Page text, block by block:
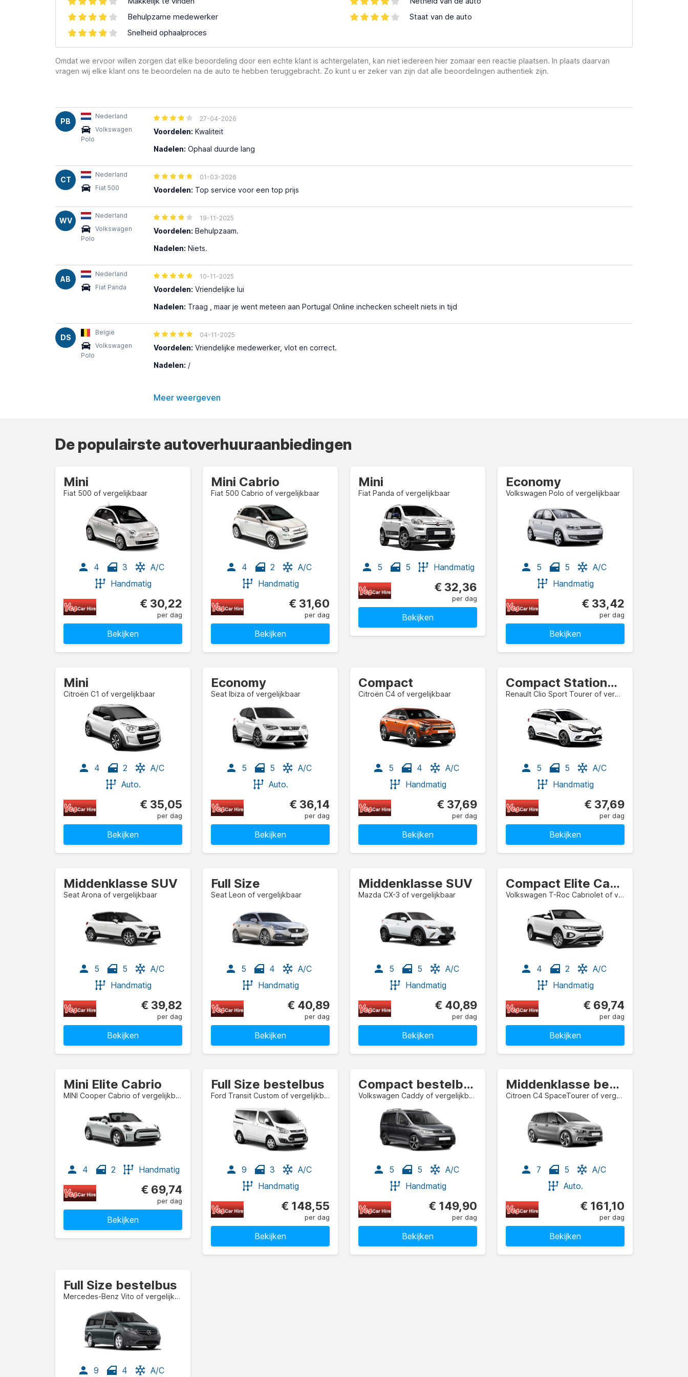
Behulpzame medewerker
Snelheid ophaalproces
Staat van de auto
Omdat we ervoor willen zorgen dat elke beoordeling door een echte klant is achtergelaten, kan niet iedereen hier zomaar een reactie plaatsen. In plaats daarvan
vragen wij elke klant ons te beoordelen na de auto te hebben teruggebracht. Zo kunt u er zeker van zijn dat alle beoordelingen authentiek zijn.
PB
Nederland
Volkswagen
Polo
27-04-2026
Voordelen: Kwaliteit
Nadelen: Ophaal duurde lang
CT
Nederland
Fiat 500
01-03-2026
Voordelen: Top service voor een top prijs
WV
Nederland
Volkswagen
Polo
19-11-2025
Voordelen: Behulpzaam.
Nadelen: Niets.
AB
Nederland
Fiat Panda
10-11-2025
Voordelen: Vriendelijke lui
Nadelen: Traag , maar je went meteen aan Portugal Online inchecken scheelt niets in tijd
DS
België
Volkswagen
Polo
04-11-2025
Voordelen: Vriendelijke medewerker, vlot en correct.
Nadelen: /
Meer weergeven
De populairste autoverhuuraanbiedingen
Mini
Fiat 500 of vergelijkbaar
4 3
A/C
Handmatig
€ 30,22
per dag
Bekijken
Mini Cabrio
Fiat 500 Cabrio of vergelijkbaar
4 2
A/C
Handmatig
€ 31,60
per dag
Bekijken
Mini
Fiat Panda of vergelijkbaar
5 5 Handmatig
€ 32,36
per dag
Bekijken
Economy
Volkswagen Polo of vergelijkbaar
5 5
A/C
Handmatig
€ 33,42
per dag
Bekijken
Mini
Citroën C1 of vergelijkbaar
4 2
A/C
Auto.
€ 35,05
per dag
Bekijken
Economy
Seat Ibiza of vergelijkbaar
5 5
A/C
Auto.
€ 36,14
per dag
Bekijken
Compact
Citroën C4 of vergelijkbaar
5 4
A/C
Handmatig
€ 37,69
per dag
Bekijken
Compact Stationwagen
Renault Clio Sport Tourer of vergelijkbaar
5 5
A/C
Handmatig
€ 37,69
per dag
Bekijken
Middenklasse SUV
Seat Arona of vergelijkbaar
5 5
A/C
Handmatig
€ 39,82
per dag
Bekijken
Full Size
Seat Leon of vergelijkbaar
5 4
A/C
Handmatig
€ 40,89
per dag
Bekijken
Middenklasse SUV
Mazda CX-3 of vergelijkbaar
5 5
A/C
Handmatig
€ 40,89
per dag
Bekijken
Compact Elite Cabrio
Volkswagen T-Roc Cabriolet of vergelijkbaar
4 2
A/C
Handmatig
€ 69,74
per dag
Bekijken
Mini Elite Cabrio
MINI Cooper Cabrio of vergelijkbaar
4 2 Handmatig
€ 69,74
per dag
Bekijken
Full Size bestelbus
Ford Transit Custom of vergelijkbaar
9 3
A/C
Handmatig
€ 148,55
per dag
Bekijken
Compact bestelbus
Volkswagen Caddy of vergelijkbaar
5 5
A/C
Handmatig
€ 149,90
per dag
Bekijken
Middenklasse bestelbus
Citroen C4 SpaceTourer of vergelijkbaar
7 5
A/C
Auto.
€ 161,10
per dag
Bekijken
Full Size bestelbus
Mercedes-Benz Vito of vergelijkbaar
9 4 A/C